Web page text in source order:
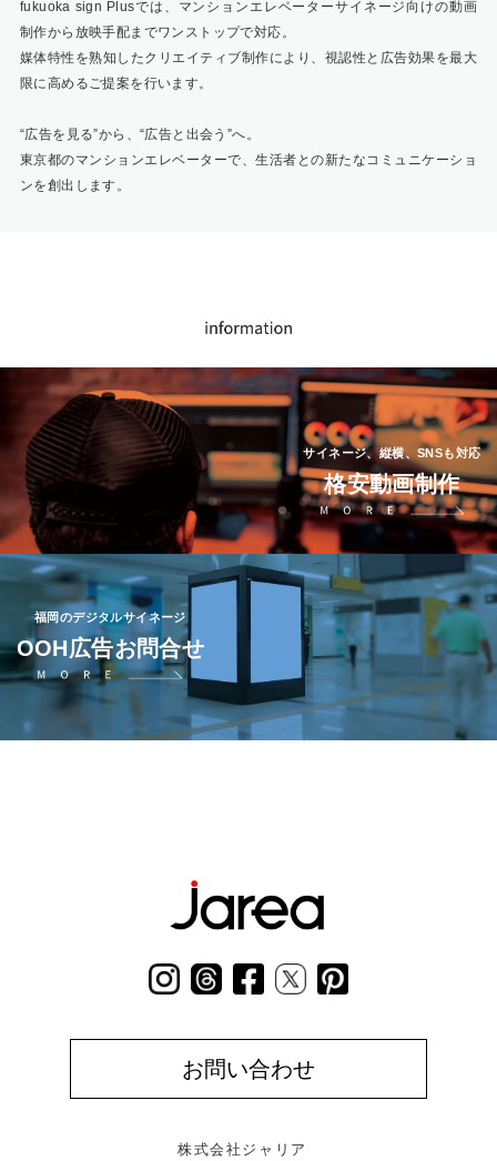
fukuoka sign Plusでは、マンションエレベーターサイネージ向けの動画
制作から放映手配までワンストップで対応。
媒体特性を熟知したクリエイティブ制作により、視認性と広告効果を最大
限に高めるご提案を行います。
“広告を見る”から、“広告と出会う”へ。
東京都のマンションエレベーターで、生活者との新たなコミュニケーショ
ンを創出します。
サイネージ、縦横、SNSも対応
格安動画制作
福岡のデジタルサイネージ
OOH広告お問合せ
お問い合わせ
株式会社ジャリア